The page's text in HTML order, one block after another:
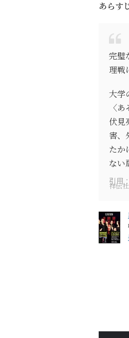
あらす
完璧
理戦
大学
〈
伏見
害、
たか
ない
引用：
祥伝社